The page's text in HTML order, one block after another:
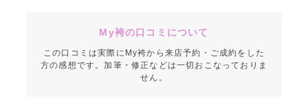
My袴の口コミについて
この口コミは実際にMy袴から来店予約・ご成約をした
方の感想です。加筆・修正などは一切おこなっておりま
せん。